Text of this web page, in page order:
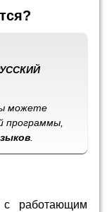
можете
программы,
работающим